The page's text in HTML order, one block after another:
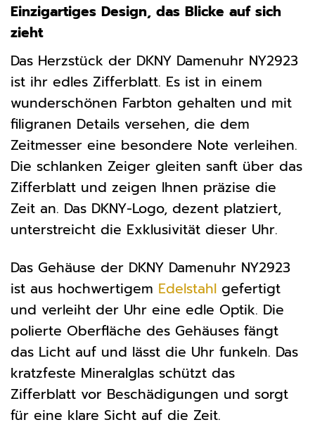
Einzigartiges Design, das Blicke auf sich
zieht
Das Herzstück der DKNY Damenuhr NY2923
ist ihr edles Zifferblatt. Es ist in einem
wunderschönen Farbton gehalten und mit
filigranen Details versehen, die dem
Zeitmesser eine besondere Note verleihen.
Die schlanken Zeiger gleiten sanft über das
Zifferblatt und zeigen Ihnen präzise die
Zeit an. Das DKNY-Logo, dezent platziert,
unterstreicht die Exklusivität dieser Uhr.
Das Gehäuse der DKNY Damenuhr NY2923
ist aus hochwertigem Edelstahl gefertigt
und verleiht der Uhr eine edle Optik. Die
polierte Oberfläche des Gehäuses fängt
das Licht auf und lässt die Uhr funkeln. Das
kratzfeste Mineralglas schützt das
Zifferblatt vor Beschädigungen und sorgt
für eine klare Sicht auf die Zeit.